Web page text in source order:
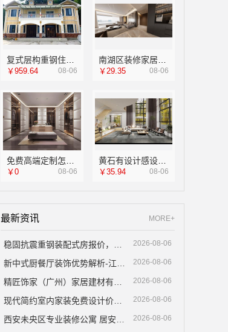
￥959.64 08-06
南湖区装修家居专业，嘉兴家美建材科技有限公司品质保障
￥29.35 08-06
￥0 08-06
黄石有设计感设计装修实景案例湖北百年米莱空间美学装饰材料有限公司
￥35.94 08-06
最新资讯 MORE+
2026-08-06
2026-08-06
2026-08-06
2026-08-06
2026-08-06